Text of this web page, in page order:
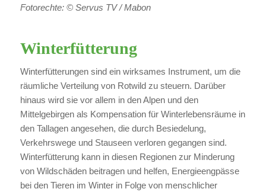
Fotorechte: © Servus TV / Mabon
Winterfütterung
Winterfütterungen sind ein wirksames Instrument, um die
räumliche Verteilung von Rotwild zu steuern. Darüber
hinaus wird sie vor allem in den Alpen und den
Mittelgebirgen als Kompensation für Winterlebensräume in
den Tallagen angesehen, die durch Besiedelung,
Verkehrswege und Stauseen verloren gegangen sind.
Winterfütterung kann in diesen Regionen zur Minderung
von Wildschäden beitragen und helfen, Energieengpässe
bei den Tieren im Winter in Folge von menschlicher